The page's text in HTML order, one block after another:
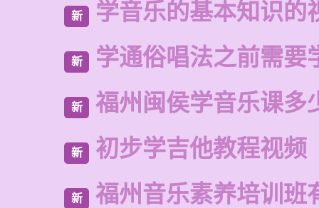
新 学音乐的基本知识的
新 学通俗唱法之前需要
新 福州闽侯学音乐课多
新 初步学吉他教程视频
新 福州音乐素养培训班